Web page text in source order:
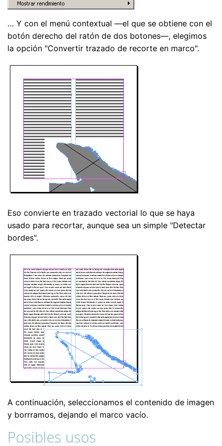
… Y con el menú contextual —el que se obtiene con el
botón derecho del ratón de dos botones—, elegimos
la opción "Convertir trazado de recorte en marco".
Eso convierte en trazado vectorial lo que se haya
usado para recortar, aunque sea un simple "Detectar
bordes".
A continuación, seleccionamos el contenido de imagen
y borrramos, dejando el marco vacío.
Posibles usos